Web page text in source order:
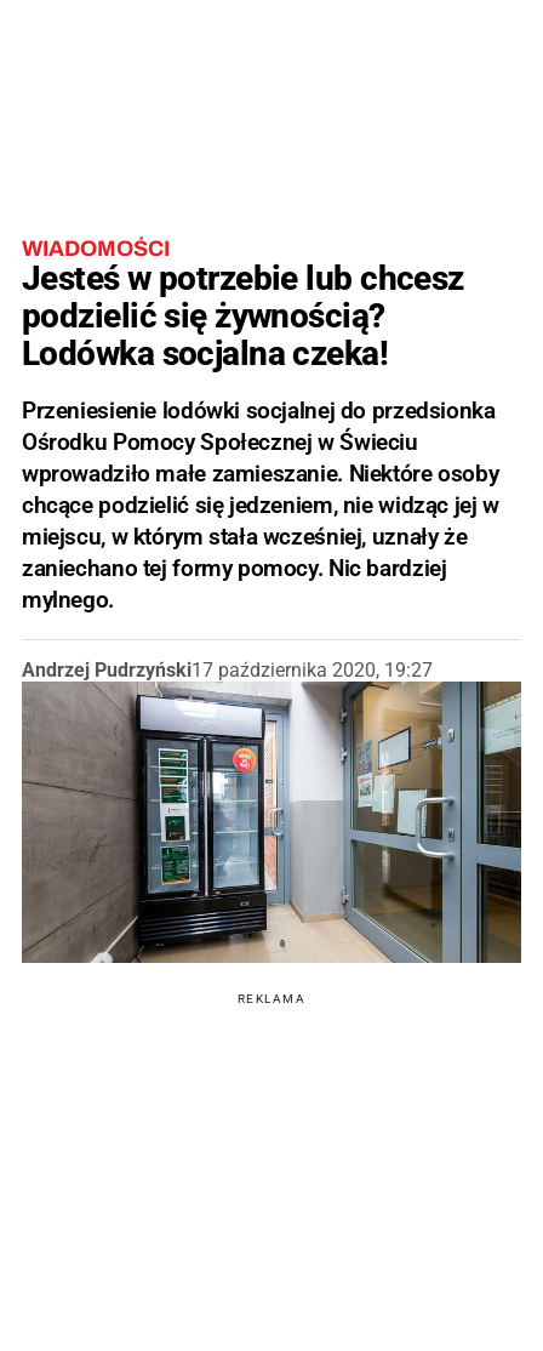
WIADOMOŚCI
Jesteś w potrzebie lub chcesz
podzielić się żywnością?
Lodówka socjalna czeka!
Przeniesienie lodówki socjalnej do przedsionka
Ośrodku Pomocy Społecznej w Świeciu
wprowadziło małe zamieszanie. Niektóre osoby
chcące podzielić się jedzeniem, nie widząc jej w
miejscu, w którym stała wcześniej, uznały że
zaniechano tej formy pomocy. Nic bardziej
mylnego.
Andrzej Pudrzyński17 października 2020, 19:27
REKLAMA